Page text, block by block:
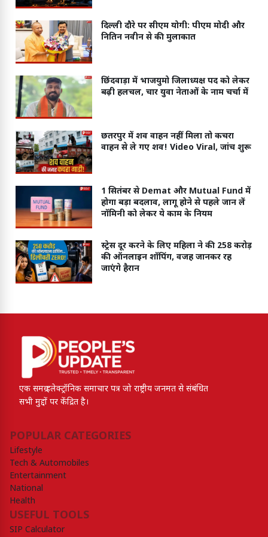
दिल्ली दौरे पर सीएम योगी: पीएम मोदी और
नितिन नवीन से की मुलाकात
छिंदवाड़ा में भाजयुमो जिलाध्यक्ष पद को लेकर
बढ़ी हलचल, चार युवा नेताओं के नाम चर्चा में
छतरपुर में शव वाहन नहीं मिला तो कचरा
वाहन से ले गए शव! Video Viral, जांच शुरू
1 सितंबर से Demat और Mutual Fund में
होगा बड़ा बदलाव, लागू होने से पहले जान लें
नॉमिनी को लेकर ये काम के नियम
स्ट्रेस दूर करने के लिए महिला ने की 258 करोड़
की ऑनलाइन शॉपिंग, वजह जानकर रह
जाएंगे हैरान
एक समग्र इलेक्ट्रॉनिक समाचार पत्र जो राष्ट्रीय जनमत से संबंधित
सभी मुद्दों पर केंद्रित है।
POPULAR CATEGORIES
Lifestyle
Tech & Automobiles
Entertainment
National
Health
USEFUL TOOLS
SIP Calculator